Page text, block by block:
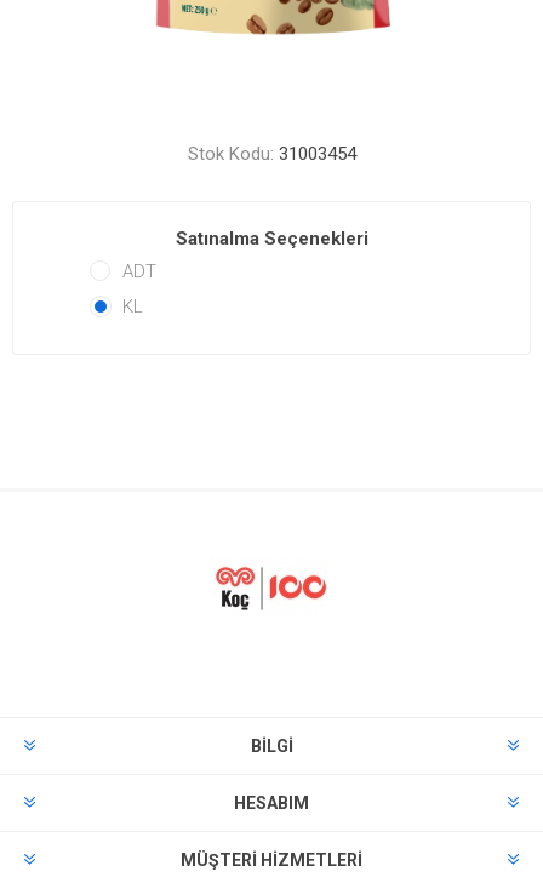
Stok Kodu: 31003454
Satınalma Seçenekleri
ADT
KL
BILGI
HESABIM
MÜŞTERI HIZMETLERI